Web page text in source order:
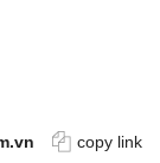
copy link